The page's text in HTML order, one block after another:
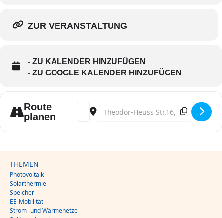
ZUR VERANSTALTUNG
- ZU KALENDER HINZUFÜGEN
- ZU GOOGLE KALENDER HINZUFÜGEN
Route
planen
Address - DGS Sachverständiger
Destination Address - DGS
THEMEN
Photovoltaik
Solarthermie
Speicher
EE-Mobilität
Strom- und Wärmenetze